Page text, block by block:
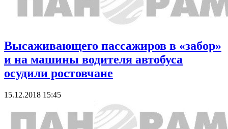
Высаживающего пассажиров в «забор»
и на машины водителя автобуса
осудили ростовчане
15.12.2018 15:45